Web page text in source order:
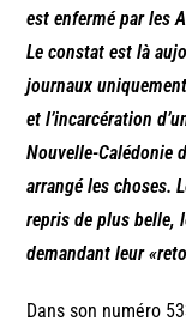
est enfermé par les
Le constat est là
journaux
et l’incarcération
Nouvelle-Calédonie
arrangé les choses.
repris de plus belle,
demandant leur
Dans son numéro